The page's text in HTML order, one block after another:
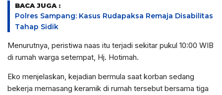
BACA JUGA :
Polres Sampang: Kasus Rudapaksa Remaja Disabilitas
Tahap Sidik
Menurutnya, peristiwa naas itu terjadi sekitar pukul 10:00 WIB
di rumah warga setempat, Hj. Hotimah.
Eko menjelaskan, kejadian bermula saat korban sedang
bekerja memasang keramik di rumah tersebut bersama tiga